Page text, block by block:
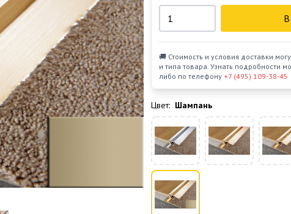
🚚 Стоимость и условия доставки
и типа товара. Узнать подробности
либо по телефону +7 (495) 109-38-45
Цвет: Шампань